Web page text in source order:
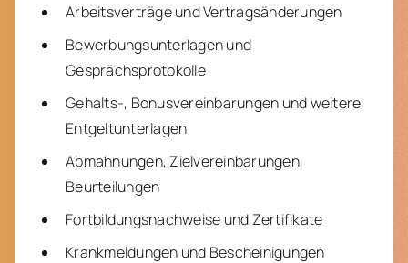
Arbeitsverträge und Vertragsänderungen
Bewerbungsunterlagen und
Gesprächsprotokolle
Gehalts-, Bonusvereinbarungen und weitere
Entgeltunterlagen
Abmahnungen, Zielvereinbarungen,
Beurteilungen
Fortbildungsnachweise und Zertifikate
Krankmeldungen und Bescheinigungen